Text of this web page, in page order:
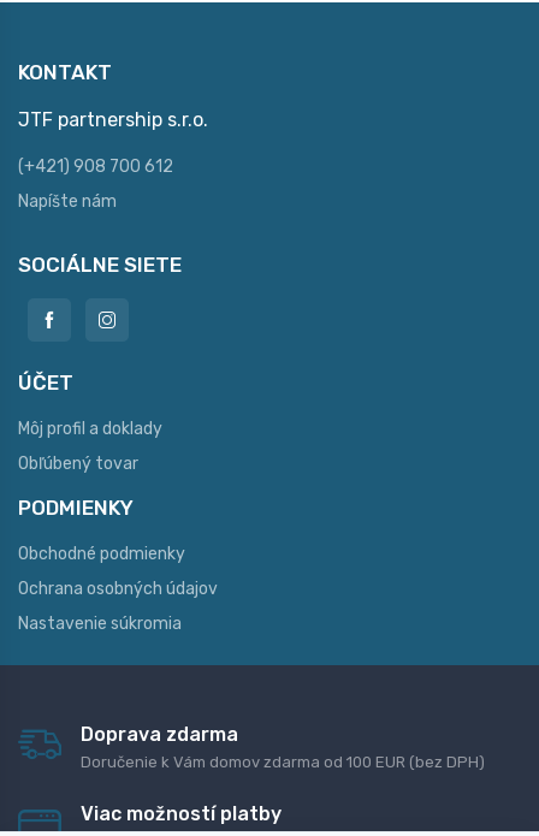
KONTAKT
JTF partnership s.r.o.
(+421) 908 700 612
Napíšte nám
SOCIÁLNE SIETE
ÚČET
Môj profil a doklady
Obľúbený tovar
PODMIENKY
Obchodné podmienky
Ochrana osobných údajov
Nastavenie súkromia
Doprava zdarma
Doručenie k Vám domov zdarma od 100 EUR (bez DPH)
Viac možností platby